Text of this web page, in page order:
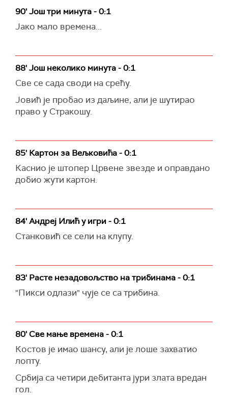
90' Још три минута - 0:1
Јако мало времена...
88' Још неколико минута - 0:1
Све се сада своди на срећу.
Јовић је пробао из даљине, али је шутирао
право у Стракошу.
85' Картон за Вељковића - 0:1
Каснио је штопер Црвене звезде и оправдано
добио жути картон.
84' Андреј Илић у игри - 0:1
Станковић се сели на клупу.
83' Расте незадовољство на трибинама - 0:1
"Пикси одлази" чује се са трибина.
80' Све мање времена - 0:1
Костов је имао шансу, али је лоше захватио
лопту.
Србија са четири дебитанта јури злата вредан
гол.